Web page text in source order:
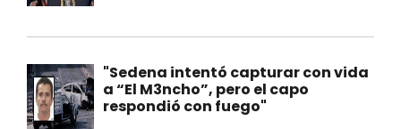
"Sedena intentó capturar con vida
a “El M3ncho”, pero el capo
respondió con fuego"